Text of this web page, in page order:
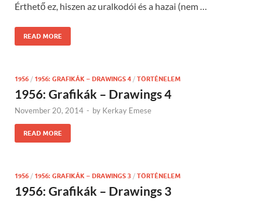
Érthető ez, hiszen az uralkodói és a hazai (nem …
READ MORE
1956 / 1956: GRAFIKÁK – DRAWINGS 4 / TÖRTÉNELEM
1956: Grafikák – Drawings 4
November 20, 2014 - by Kerkay Emese
READ MORE
1956 / 1956: GRAFIKÁK – DRAWINGS 3 / TÖRTÉNELEM
1956: Grafikák – Drawings 3